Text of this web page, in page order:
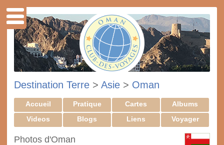
Destination Terre > Asie > Oman
Accueil Pratique Cartes
Albums
Videos
Blogs Liens Voyager
Photos d'Oman